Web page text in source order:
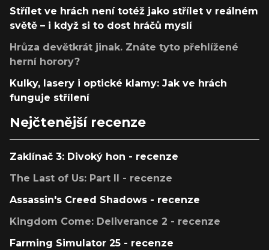
Střílet ve hrách není totéž jako střílet v reálném
světě – i když si to dost hráčů myslí
Hrůza devětkrát jinak. Znáte tyto přehlížené
herní horory?
Kulky, lasery i optické klamy: Jak ve hrách
funguje střílení
Nejčtenější recenze
Zaklínač 3: Divoký hon - recenze
The Last of Us: Part II - recenze
Assassin's Creed Shadows - recenze
Kingdom Come: Deliverance 2 - recenze
Farming Simulator 25 - recenze